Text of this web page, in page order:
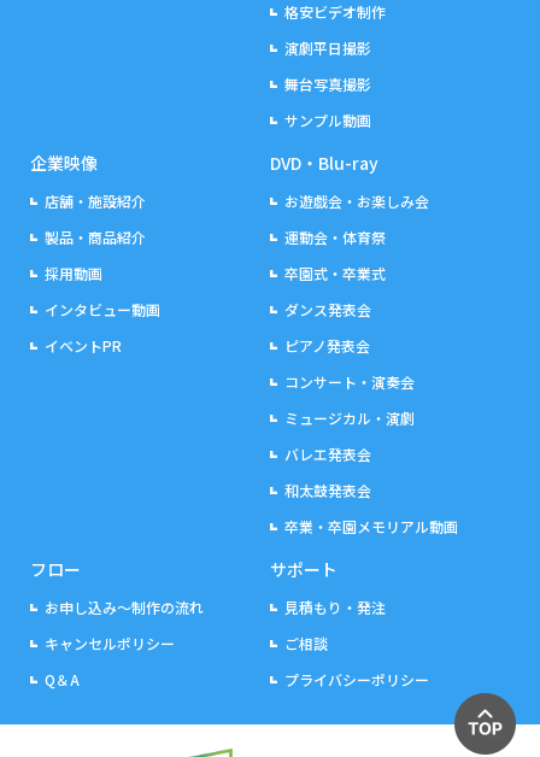
格安ビデオ制作
演劇平日撮影
舞台写真撮影
サンプル動画
企業映像
店舗・施設紹介
製品・商品紹介
採用動画
インタビュー動画
イベントPR
DVD・Blu-ray
お遊戯会・お楽しみ会
運動会・体育祭
卒園式・卒業式
ダンス発表会
ピアノ発表会
コンサート・演奏会
ミュージカル・演劇
バレエ発表会
和太鼓発表会
卒業・卒園メモリアル動画
フロー
お申し込み～制作の流れ
キャンセルポリシー
Q＆A
サポート
見積もり・発注
ご相談
プライバシーポリシー